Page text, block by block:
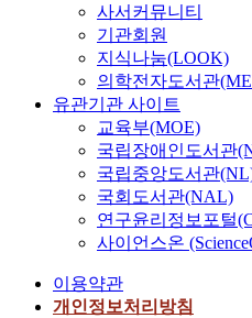
사서커뮤니티
기관회원
지식나눔(LOOK)
의학전자도서관
유관기관 사이트
교육부(MOE)
국립장애인도서관
국립중앙도서관
국회도서관(NAL)
연구윤리정보포털
사이언스온
이용약관
개인정보처리방침